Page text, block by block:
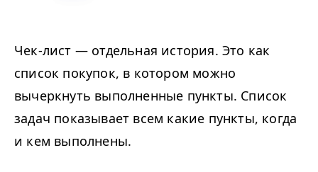
Чек-лист — отдельная история. Это как
список покупок, в котором можно
вычеркнуть выполненные пункты. Список
задач показывает всем какие пункты, когда
и кем выполнены.